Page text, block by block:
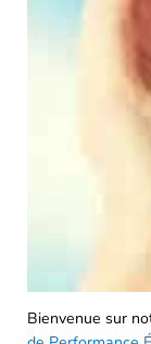
Bienvenue sur